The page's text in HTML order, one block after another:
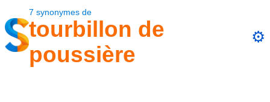
7 synonymes de
tourbillon de
poussière
⚙️